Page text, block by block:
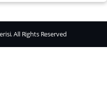
All Rights Reserved